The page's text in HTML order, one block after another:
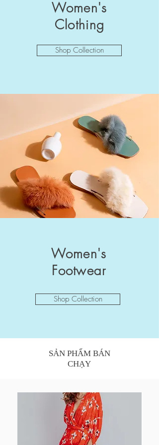
Women's
Clothing
Shop Collection
Women's
Footwear
Shop Collection
SẢN PHẨM BÁN
CHẠY